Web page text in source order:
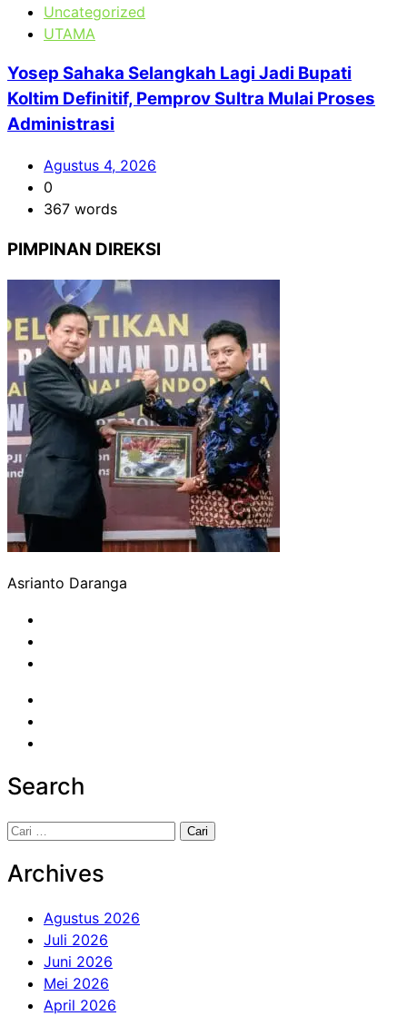
Uncategorized
UTAMA
Yosep Sahaka Selangkah Lagi Jadi Bupati
Koltim Definitif, Pemprov Sultra Mulai Proses
Administrasi
Agustus 4, 2026
0
367 words
PIMPINAN DIREKSI
Asrianto Daranga
Search
Cari
Archives
Agustus 2026
Juli 2026
Juni 2026
Mei 2026
April 2026